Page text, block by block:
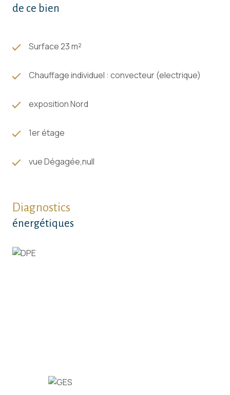
de ce bien
Surface 23 m²
Chauffage individuel : convecteur (electrique)
exposition Nord
1er étage
vue Dégagée,null
Diagnostics
énergétiques